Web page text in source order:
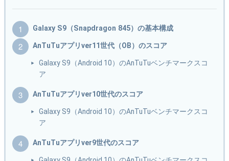
Galaxy S9（Snapdragon 845）の基本構成
AnTuTuアプリver11世代（OB）のスコア
Galaxy S9（Android 10）のAnTuTuベンチマークスコ
ア
AnTuTuアプリver10世代のスコア
Galaxy S9（Android 10）のAnTuTuベンチマークスコ
ア
AnTuTuアプリver9世代のスコア